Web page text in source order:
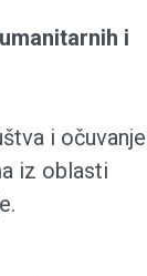
i
i očuvanje
iz oblasti